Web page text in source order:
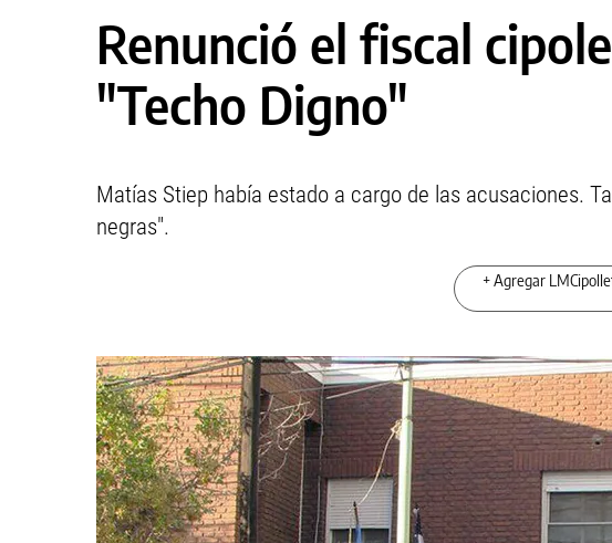
Renunció el fiscal
"Techo Digno"
Matías Stiep había estado a cargo de las acusaciones.
negras".
+ Agregar